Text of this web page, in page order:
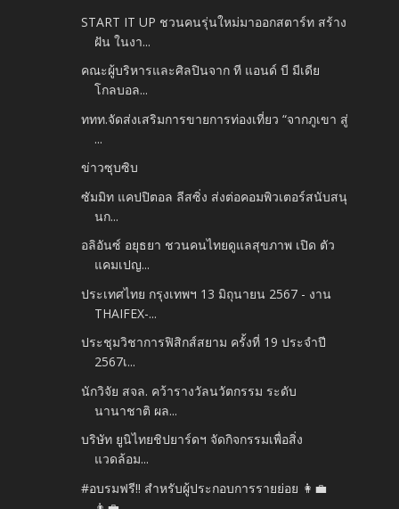
START IT UP ชวนคนรุ่นใหม่มาออกสตาร์ท สร้าง
ฝัน ในงา...
คณะผู้บริหารและศิลปินจาก ที แอนด์ บี มีเดีย
โกลบอล...
ททท.จัดส่งเสริมการขายการท่องเที่ยว “จากภูเขา สู่
...
ข่าวซุบซิบ
ซัมมิท แคปปิตอล ลีสซิ่ง ส่งต่อคอมพิวเตอร์สนับสนุ
นก...
อลิอันซ์ อยุธยา ชวนคนไทยดูแลสุขภาพ เปิด ตัว
แคมเปญ...
ประเทศไทย กรุงเทพฯ 13 มิถุนายน 2567 - งาน
THAIFEX-...
ประชุมวิชาการฟิสิกส์สยาม ครั้งที่ 19 ประจำปี
2567เ...
นักวิจัย สจล. คว้ารางวัลนวัตกรรม ระดับ
นานาชาติ ผล...
บริษัท ยูนิไทยชิปยาร์ดฯ จัดกิจกรรมเพื่อสิ่ง
แวดล้อม...
#อบรมฟรี‼️ สำหรับผู้ประกอบการรายย่อย 👩‍💼